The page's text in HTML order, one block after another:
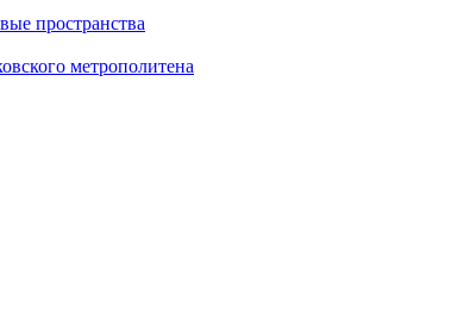
пространства
метрополитена